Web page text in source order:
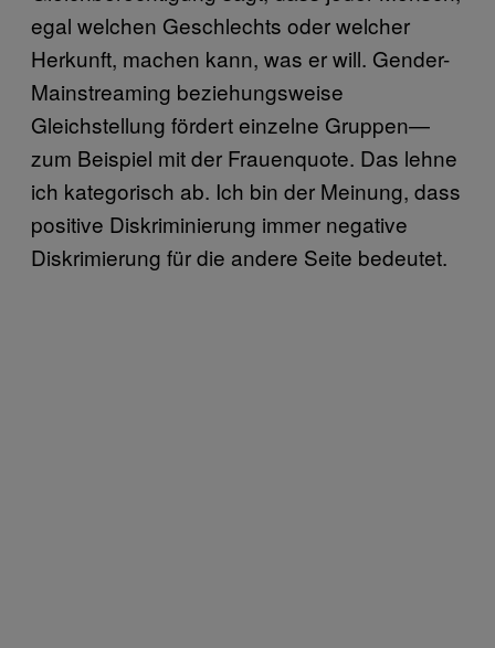
egal welchen Geschlechts oder welcher
Herkunft, machen kann, was er will. Gender-
Mainstreaming beziehungsweise
Gleichstellung fördert einzelne Gruppen—
zum Beispiel mit der Frauenquote. Das lehne
ich kategorisch ab. Ich bin der Meinung, dass
positive Diskriminierung immer negative
Diskrimierung für die andere Seite bedeutet.